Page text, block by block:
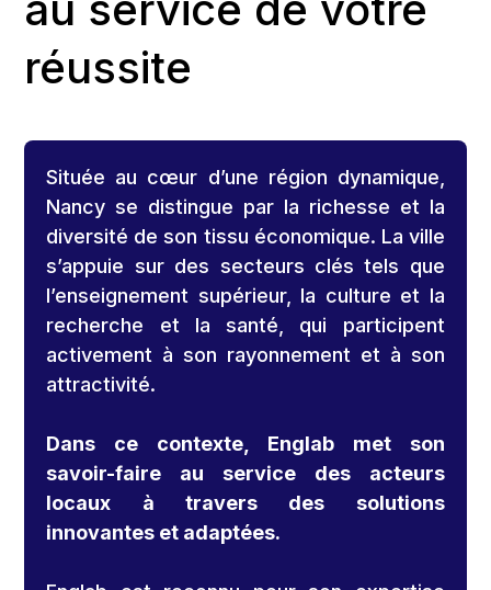
réussite
Située au cœur d’une région dynamique,
Nancy se distingue par la richesse et la
diversité de son tissu économique. La ville
s’appuie sur des secteurs clés tels que
l’enseignement supérieur, la culture et la
recherche et la santé, qui participent
activement à son rayonnement et à son
attractivité.
Dans ce contexte, Englab met son
savoir-faire au service des acteurs
locaux à travers des solutions
innovantes et adaptées.